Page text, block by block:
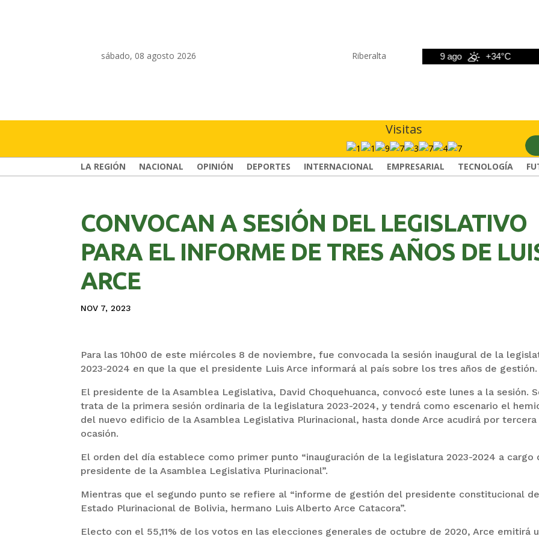
sábado, 08 agosto 2026 Riberalta
+33°C 9 ago +34°C
Visitas
LA REGIÓN NACIONAL OPINIÓN DEPORTES INTERNACIONAL EMPRESARIAL TECNOLOGÍA
CONVOCAN A SESIÓN DEL LEGISLATIVO
PARA EL INFORME DE TRES AÑOS DE
ARCE
NOV 7, 2023
Para las 10h00 de este miércoles 8 de noviembre, fue convocada la sesión inaugural de la
2023-2024 en que la que el presidente Luis Arce informará al país sobre los tres años de gestión.
El presidente de la Asamblea Legislativa, David Choquehuanca, convocó este lunes a la sesión.
trata de la primera sesión ordinaria de la legislatura 2023-2024, y tendrá como escenario el
del nuevo edificio de la Asamblea Legislativa Plurinacional, hasta donde Arce acudirá por tercera
ocasión.
El orden del día establece como primer punto “inauguración de la legislatura 2023-2024 a cargo
presidente de la Asamblea Legislativa Plurinacional”.
Mientras que el segundo punto se refiere al “informe de gestión del presidente constitucional
Estado Plurinacional de Bolivia, hermano Luis Alberto Arce Catacora”.
Electo con el 55,11% de los votos en las elecciones generales de octubre de 2020, Arce emitirá